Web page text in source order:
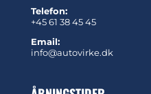
Telefon:
+45 61 38 45 45
Email:
info@autovirke.dk